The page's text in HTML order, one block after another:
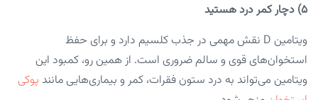
۵) دچار کمر درد هستید
ویتامین D نقش مهمی در جذب کلسیم دارد و برای حفظ
استخوان‌های قوی و سالم ضروری است. از همین رو، کمبود این
ویتامین می‌تواند به درد ستون فقرات، کمر و بیماری‌هایی مانند پوکی